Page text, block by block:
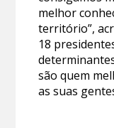
melhor
território”,
18
são quem
as suas